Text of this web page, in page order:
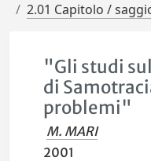
2.01 Capitolo /
"Gli studi
di
problemi"
M. MARI
2001